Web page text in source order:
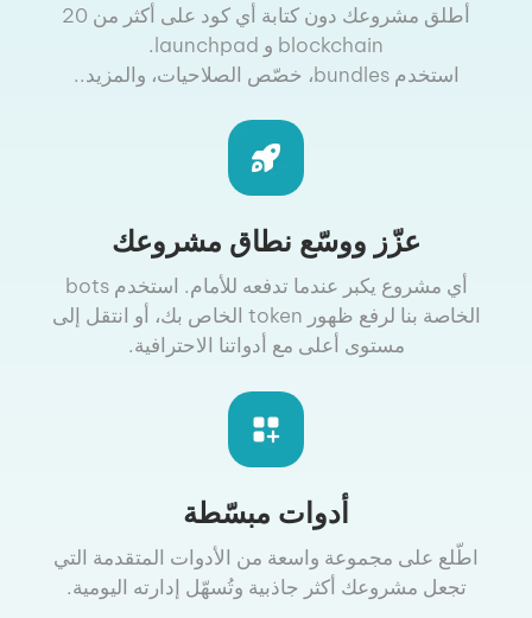
أطلق مشروعك دون كتابة أي كود على أكثر من 20
blockchain و launchpad.
استخدم bundles، خصّص الصلاحيات، والمزيد..
عزّز ووسّع نطاق مشروعك
أي مشروع يكبر عندما تدفعه للأمام. استخدم bots
الخاصة بنا لرفع ظهور token الخاص بك، أو انتقل إلى
مستوى أعلى مع أدواتنا الاحترافية.
أدوات مبسّطة
اطّلع على مجموعة واسعة من الأدوات المتقدمة التي
تجعل مشروعك أكثر جاذبية وتُسهّل إدارته اليومية.